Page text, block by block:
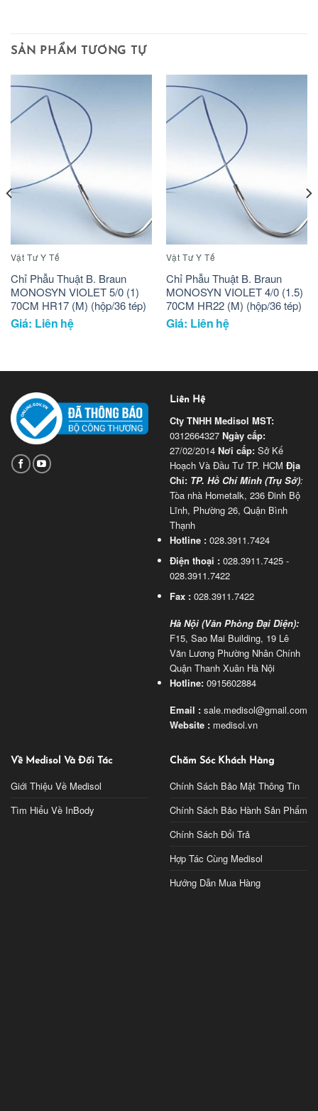
SẢN PHẨM TƯƠNG TỰ
Vật Tư Y Tế
Chỉ Phẫu Thuật B. Braun
MONOSYN VIOLET 5/0 (1)
70CM HR17 (M) (hộp/36 tép)
Giá: Liên hệ
Vật Tư Y Tế
Chỉ Phẫu Thuật B. Braun
MONOSYN VIOLET 4/0 (1.5)
70CM HR22 (M) (hộp/36 tép)
Giá: Liên hệ
Liên Hệ
Cty TNHH Medisol MST:
0312664327 Ngày cấp:
27/02/2014 Nơi cấp: Sở Kế
Hoạch Và Đầu Tư TP. HCM Địa
Chỉ: TP. Hồ Chí Minh (Trụ Sở):
Tòa nhà Hometalk, 236 Đinh Bộ
Lĩnh, Phường 26, Quận Bình
Thạnh
Hotline : 028.3911.7424
Điện thoại : 028.3911.7425 -
028.3911.7422
Fax : 028.3911.7422
Hà Nội (Văn Phòng Đại Diện):
F15, Sao Mai Building, 19 Lê
Văn Lương Phường Nhân Chính
Quận Thanh Xuân Hà Nội
Hotline: 0915602884
Email : sale.medisol@gmail.com
Website : medisol.vn
Về Medisol Và Đối Tác
Giới Thiệu Về Medisol
Tìm Hiểu Về InBody
Chăm Sóc Khách Hàng
Chính Sách Bảo Mật Thông Tin
Chính Sách Bảo Hành Sản Phẩm
Chính Sách Đổi Trả
Hợp Tác Cùng Medisol
Hướng Dẫn Mua Hàng